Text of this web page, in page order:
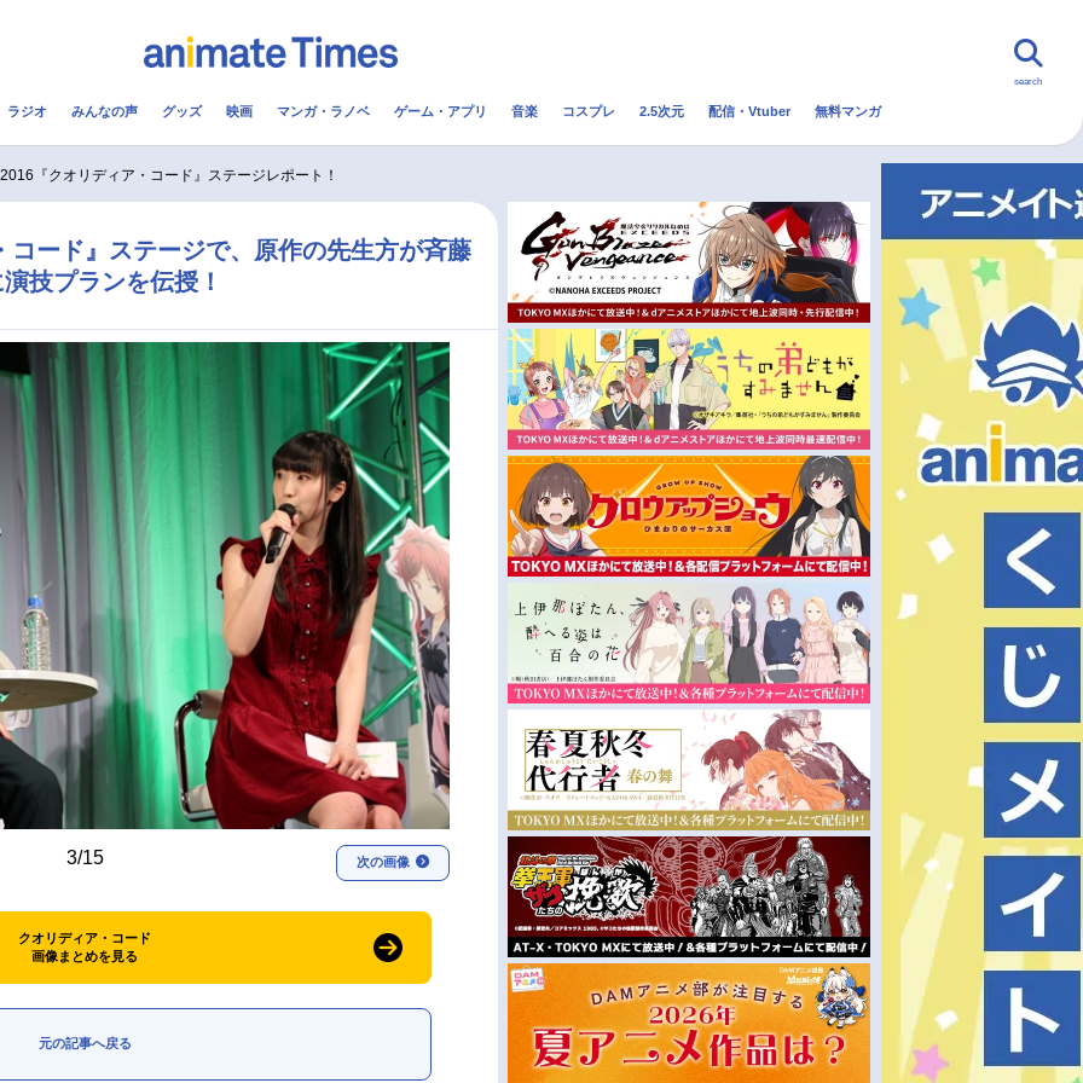
コスプレ 2.5次元 配信・Vtuber トレンド 無料マンガ
今期アニメ曜日別一覧
春アニメ
夏アニメ
秋アニメ
冬アニメ
FOLLOW US
search
ラジオ みんなの声 グッズ 映画 マンガ・ラノベ ゲーム・アプリ 音楽 コスプレ 2.5次元 配信・Vtuber 無料マンガ
『クオリディア・コード』ステージレポート！
コード』ステージで、原作の先生方が斉藤
技プランを伝授！
3/15 次の画像
クオリディア・コード
画像まとめを見る
元の記事へ戻る